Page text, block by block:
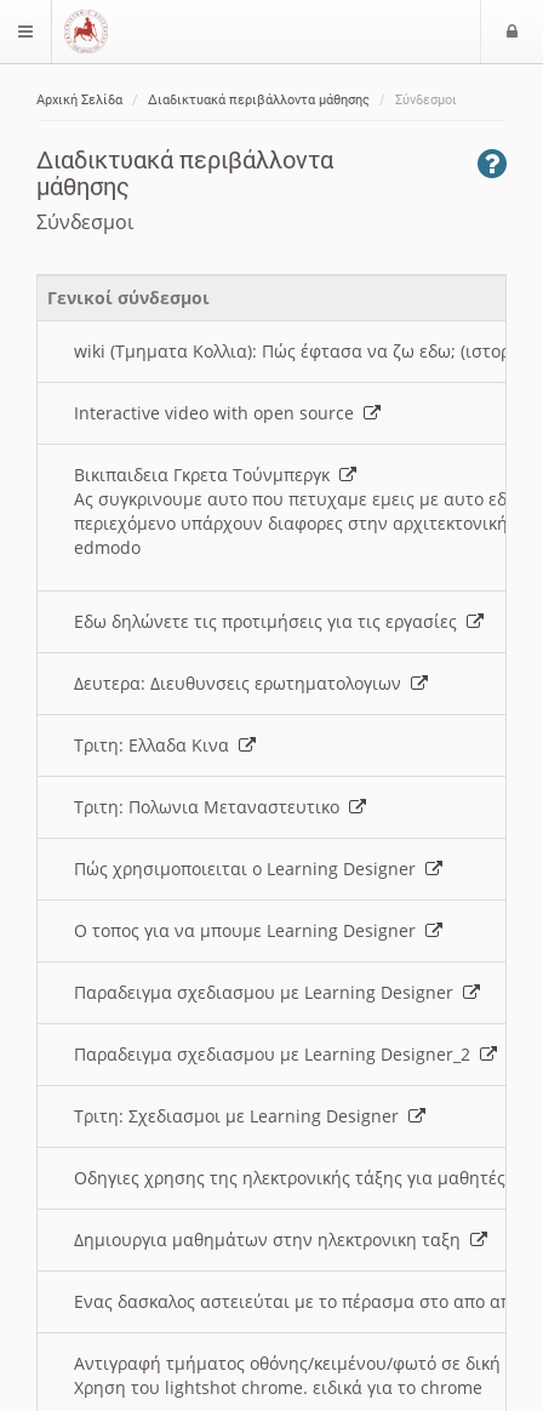
$langMenu
Αρχική Σελίδα Διαδικτυακά περιβάλλοντα μάθησης Σύνδεσμοι
Διαδικτυακά περιβάλλοντα
μάθησης
Σύνδεσμοι
Γενικοί σύνδεσμοι
wiki (Τμηματα Κολλια): Πώς έφτασα να ζω εδω; (ιστορια)
Interactive video with open source
Βικιπαιδεια Γκρετα Τούνμπεργκ
Ας συγκρινουμε αυτο που πετυχαμε εμεις με αυτο εδω
περιεχόμενο υπάρχουν διαφορες στην αρχιτεκτονική
edmodo
Εδω δηλώνετε τις προτιμήσεις για τις εργασίες
Δευτερα: Διευθυνσεις ερωτηματολογιων
Τριτη: Ελλαδα Κινα
Τριτη: Πολωνια Μεταναστευτικο
Πώς χρησιμοποιειται ο Learning Designer
O τοπος για να μπουμε Learning Designer
Παραδειγμα σχεδιασμου με Learning Designer
Παραδειγμα σχεδιασμου με Learning Designer_2
Τριτη: Σχεδιασμοι με Learning Designer
Οδηγιες χρησης της ηλεκτρονικής τάξης για μαθητές
Δημιουργια μαθημάτων στην ηλεκτρονικη ταξη
Ενας δασκαλος αστειεύται με το πέρασμα στο απο
Αντιγραφή τμήματος οθόνης/κειμένου/φωτό σε δική
Χρηση του lightshot chrome. ειδικά για το chrome